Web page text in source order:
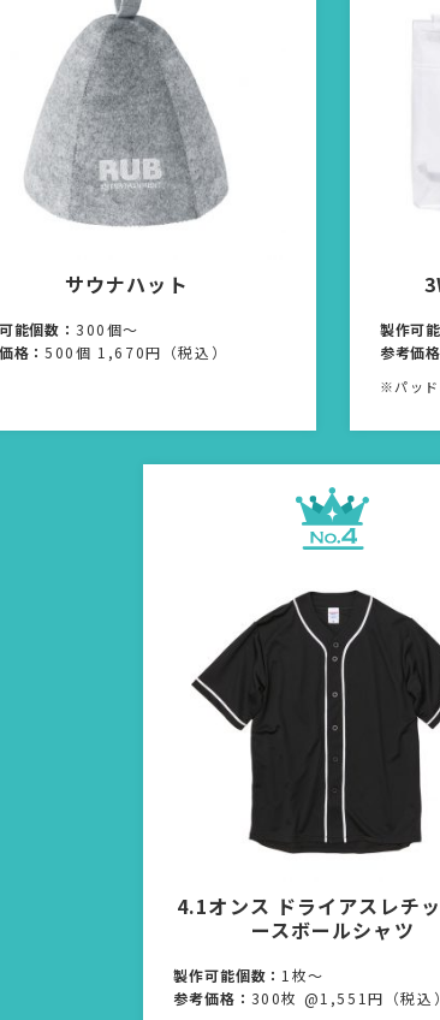
サウナハット
能個数： 300個〜
格：500個 1,670円（税込）
製作可
参考価格
※パッド
4.1オンス ドライアスレチ
ースボールシャツ
製作可能個数： 1枚〜
参考価格： 300枚 @1,551円（税込）